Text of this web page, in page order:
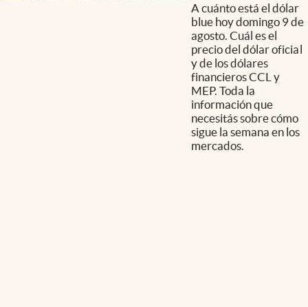
A cuánto está el dólar
blue hoy domingo 9 de
agosto. Cuál es el
precio del dólar oficial
y de los dólares
financieros CCL y
MEP. Toda la
información que
necesitás sobre cómo
sigue la semana en los
mercados.